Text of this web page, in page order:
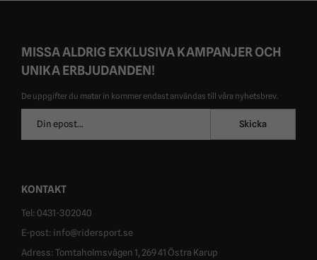
MISSA ALDRIG EXKLUSIVA KAMPANJER OCH
UNIKA ERBJUDANDEN!
De uppgifter du matar in kommer endast användas till våra nyhetsbrev.
postadress
Skicka
KONTAKT
Tel: 0431-302040
E-post: info@ridersport.se
Adress: Tomtaholmsvägen 1, 269 41 Östra Karup